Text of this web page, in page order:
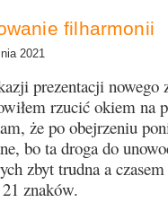
filharmonii
2021
prezentacji
rzucić okiem na
że po obejrzeniu
bo ta droga do
zbyt trudna a
znaków.